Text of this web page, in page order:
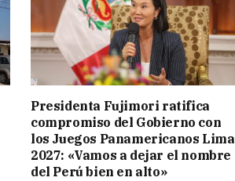
Presidenta Fujimori ratifica
compromiso del Gobierno con
los Juegos Panamericanos Lima
2027: «Vamos a dejar el nombre
del Perú bien en alto»